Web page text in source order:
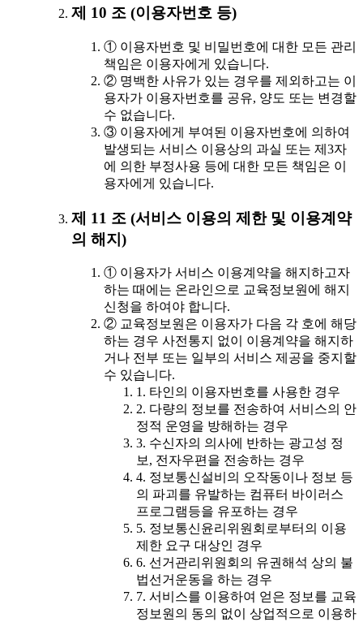
제 10 조 (이용자번호 등)
① 이용자번호 및 비밀번호에 대한 모든 관리
책임은 이용자에게 있습니다.
② 명백한 사유가 있는 경우를 제외하고는 이
용자가 이용자번호를 공유, 양도 또는 변경할
수 없습니다.
③ 이용자에게 부여된 이용자번호에 의하여
발생되는 서비스 이용상의 과실 또는 제3자
에 의한 부정사용 등에 대한 모든 책임은 이
용자에게 있습니다.
제 11 조 (서비스 이용의 제한 및 이용계약
의 해지)
① 이용자가 서비스 이용계약을 해지하고자
하는 때에는 온라인으로 교육정보원에 해지
신청을 하여야 합니다.
② 교육정보원은 이용자가 다음 각 호에 해당
하는 경우 사전통지 없이 이용계약을 해지하
거나 전부 또는 일부의 서비스 제공을 중지할
수 있습니다.
1. 타인의 이용자번호를 사용한 경우
2. 다량의 정보를 전송하여 서비스의 안
정적 운영을 방해하는 경우
3. 수신자의 의사에 반하는 광고성 정
보, 전자우편을 전송하는 경우
4. 정보통신설비의 오작동이나 정보 등
의 파괴를 유발하는 컴퓨터 바이러스
프로그램등을 유포하는 경우
5. 정보통신윤리위원회로부터의 이용
제한 요구 대상인 경우
6. 선거관리위원회의 유권해석 상의 불
법선거운동을 하는 경우
7. 서비스를 이용하여 얻은 정보를 교육
정보원의 동의 없이 상업적으로 이용하